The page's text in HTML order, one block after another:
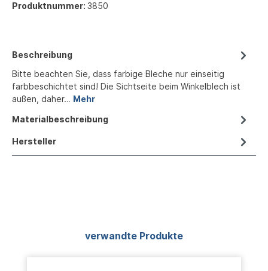
Produktnummer: 3850
Beschreibung
Bitte beachten Sie, dass farbige Bleche nur einseitig
farbbeschichtet sind! Die Sichtseite beim Winkelblech ist
außen, daher… Mehr
Materialbeschreibung
Hersteller
Produktgalerie überspringen
verwandte Produkte